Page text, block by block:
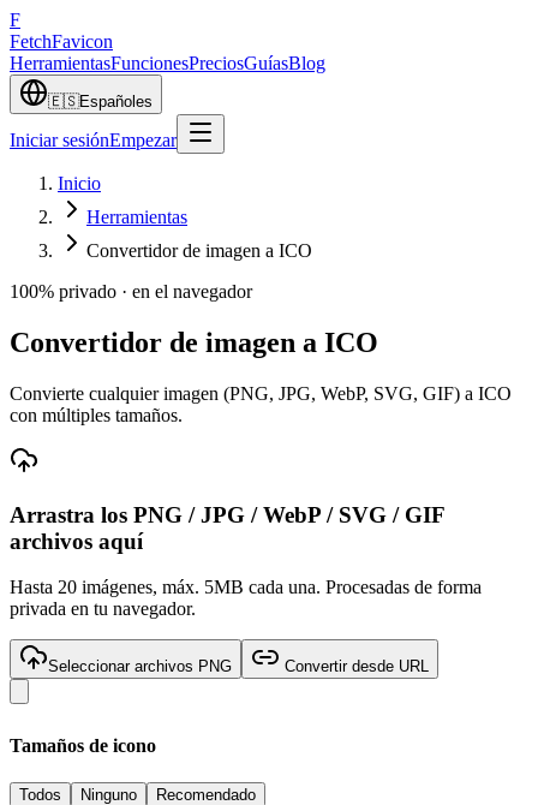
F
FetchFavicon
HerramientasFuncionesPreciosGuíasBlog
🇪🇸Español es
Iniciar sesiónEmpezar
Inicio
Herramientas
Convertidor de imagen a ICO
100% privado · en el navegador
Convertidor de imagen a ICO
Convierte cualquier imagen (PNG, JPG, WebP, SVG, GIF) a ICO
con múltiples tamaños.
Arrastra los PNG / JPG / WebP / SVG / GIF
archivos aquí
Hasta 20 imágenes, máx. 5MB cada una. Procesadas de forma
privada en tu navegador.
Seleccionar archivos PNG Convertir desde URL
Tamaños de icono
Todos Ninguno
Recomendado